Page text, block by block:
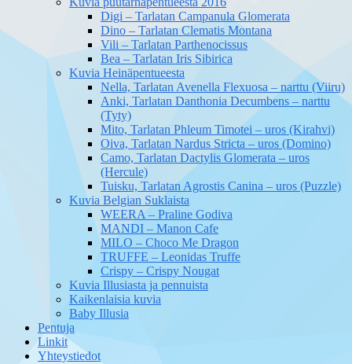
Digi – Tarlatan Campanula Glomerata
Dino – Tarlatan Clematis Montana
Vili – Tarlatan Parthenocissus
Bea – Tarlatan Iris Sibirica
Kuvia Heinäpentueesta
Nella, Tarlatan Avenella Flexuosa – narttu (Viiru)
Anki, Tarlatan Danthonia Decumbens – narttu
(Tyty)
Mito, Tarlatan Phleum Timotei – uros (Kirahvi)
Oiva, Tarlatan Nardus Stricta – uros (Domino)
Camo, Tarlatan Dactylis Glomerata – uros
(Hercule)
Tuisku, Tarlatan Agrostis Canina – uros (Puzzle)
Kuvia Belgian Suklaista
WEERA – Praline Godiva
MANDI – Manon Cafe
MILO – Choco Me Dragon
TRUFFE – Leonidas Truffe
Crispy – Crispy Nougat
Kuvia Illusiasta ja pennuista
Kaikenlaisia kuvia
Baby Illusia
Pentuja
Linkit
Yhteystiedot